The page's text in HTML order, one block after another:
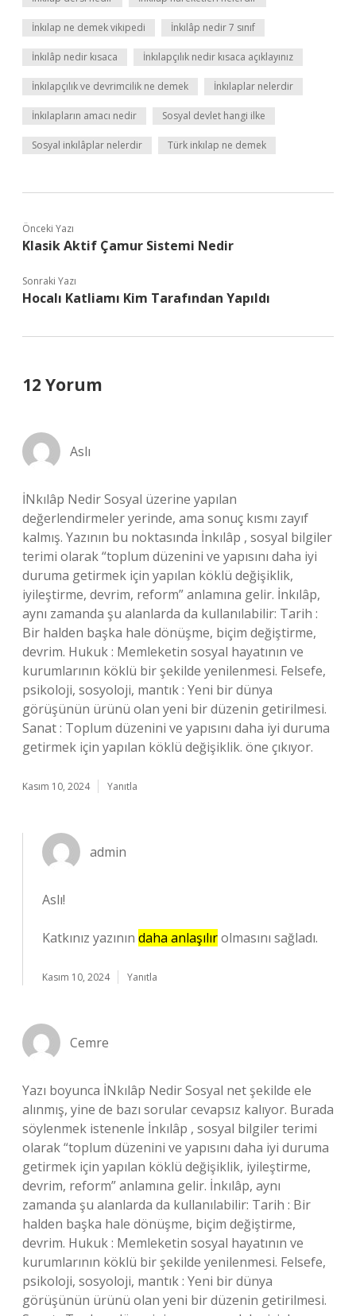
İnkılap ne demek vikipedi İnkılâp nedir 7 sınıf
İnkılâp nedir kısaca İnkılapçılık nedir kısaca açıklayınız
İnkılapçılık ve devrimcilik ne demek İnkılaplar nelerdir
İnkılapların amacı nedir Sosyal devlet hangi ilke
Sosyal inkılâplar nelerdir Türk inkılap ne demek
Önceki Yazı
Klasik Aktif Çamur Sistemi Nedir
Sonraki Yazı
Hocalı Katliamı Kim Tarafından Yapıldı
12 Yorum
Aslı
İNkılâp Nedir Sosyal üzerine yapılan
değerlendirmeler yerinde, ama sonuç kısmı zayıf
kalmış. Yazının bu noktasında İnkılâp , sosyal bilgiler
terimi olarak “toplum düzenini ve yapısını daha iyi
duruma getirmek için yapılan köklü değişiklik,
iyileştirme, devrim, reform” anlamına gelir. İnkılâp,
aynı zamanda şu alanlarda da kullanılabilir: Tarih :
Bir halden başka hale dönüşme, biçim değiştirme,
devrim. Hukuk : Memleketin sosyal hayatının ve
kurumlarının köklü bir şekilde yenilenmesi. Felsefe,
psikoloji, sosyoloji, mantık : Yeni bir dünya
görüşünün ürünü olan yeni bir düzenin getirilmesi.
Sanat : Toplum düzenini ve yapısını daha iyi duruma
getirmek için yapılan köklü değişiklik. öne çıkıyor.
Kasım 10, 2024 Yanıtla
admin
Aslı!
Katkınız yazının daha anlaşılırolmasını sağladı.
Kasım 10, 2024 Yanıtla
Cemre
Yazı boyunca İNkılâp Nedir Sosyal net şekilde ele
alınmış, yine de bazı sorular cevapsız kalıyor. Burada
söylenmek istenenle İnkılâp , sosyal bilgiler terimi
olarak “toplum düzenini ve yapısını daha iyi duruma
getirmek için yapılan köklü değişiklik, iyileştirme,
devrim, reform” anlamına gelir. İnkılâp, aynı
zamanda şu alanlarda da kullanılabilir: Tarih : Bir
halden başka hale dönüşme, biçim değiştirme,
devrim. Hukuk : Memleketin sosyal hayatının ve
kurumlarının köklü bir şekilde yenilenmesi. Felsefe,
psikoloji, sosyoloji, mantık : Yeni bir dünya
görüşünün ürünü olan yeni bir düzenin getirilmesi.